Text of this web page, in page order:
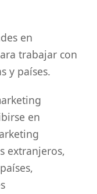
en
trabajar con
y países.
en
extranjeros,